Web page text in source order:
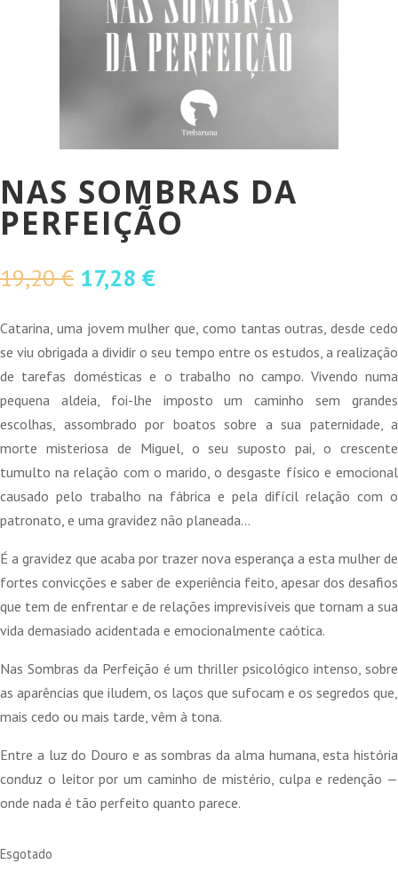
NAS SOMBRAS DA
PERFEIÇÃO
19,20€ O
original
era:
19,20 €.
17,28 €O
atual
é:
17,28 €.
Catarina, uma jovem mulher que, como tantas outras, desde cedo
se viu obrigada a dividir o seu tempo entre os estudos, a realização
de tarefas domésticas e o trabalho no campo. Vivendo numa
pequena aldeia, foi-lhe imposto um caminho sem grandes
escolhas, assombrado por boatos sobre a sua paternidade, a
morte misteriosa de Miguel, o seu suposto pai, o crescente
tumulto na relação com o marido, o desgaste físico e emocional
causado pelo trabalho na fábrica e pela difícil relação com o
patronato, e uma gravidez não planeada…
É a gravidez que acaba por trazer nova esperança a esta mulher de
fortes convicções e saber de experiência feito, apesar dos desafios
que tem de enfrentar e de relações imprevisíveis que tornam a sua
vida demasiado acidentada e emocionalmente caótica.
Nas Sombras da Perfeição é um thriller psicológico intenso, sobre
as aparências que iludem, os laços que sufocam e os segredos que,
mais cedo ou mais tarde, vêm à tona.
Entre a luz do Douro e as sombras da alma humana, esta história
conduz o leitor por um caminho de mistério, culpa e redenção —
onde nada é tão perfeito quanto parece.
Esgotado